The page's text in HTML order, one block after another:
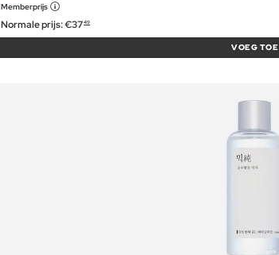
Memberprijs
Normale prijs:€3749
VOEG TOE